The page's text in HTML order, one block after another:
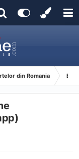
din Romania